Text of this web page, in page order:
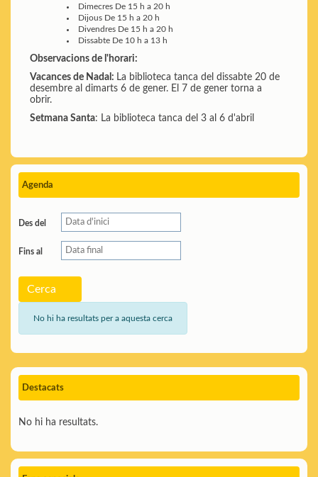
Dimecres De 15 h a 20 h
Dijous De 15 h a 20 h
Divendres De 15 h a 20 h
Dissabte De 10 h a 13 h
Observacions de l'horari:
Vacances de Nadal: La biblioteca tanca del dissabte 20 de
desembre al dimarts 6 de gener. El 7 de gener torna a
obrir.
Setmana Santa: La biblioteca tanca del 3 al 6 d'abril
Agenda
Des del
Fins al
Cerca
No hi ha resultats per a aquesta cerca
Destacats
No hi ha resultats.